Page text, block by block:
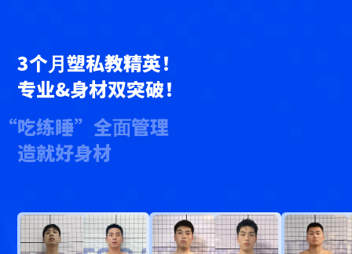
3个⽉塑私教精英！
专业&身材双突破！
吃练睡”全⾯管理
造就好身材